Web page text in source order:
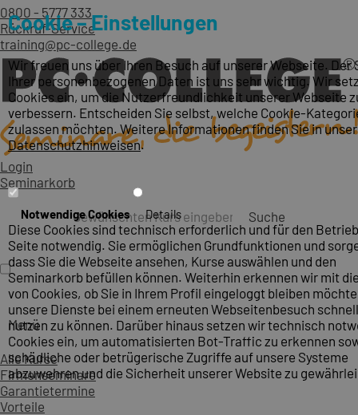
0800 - 5777 333
Rückruf-Service
training@pc-college.de
Login
Seminarkorb
Suche
Menü
Alle Kurse
Firmenseminare
Garantietermine
Vorteile
Cookie – Einstellungen
Wir freuen uns über Ihren Besuch auf unserer Webseite. Der
Ihrer personenbezogenen Daten ist uns sehr wichtig. Wir
Cookies ein, um die Nutzerfreundlichkeit unserer Webseite
verbessern. Entscheiden Sie selbst, welche Cookie-
zulassen möchten. Weitere Informationen finden Sie in
Datenschutzhinweisen.
Notwendige Cookies Details
Diese Cookies sind technisch erforderlich und für den
Seite notwendig. Sie ermöglichen Grundfunktionen und
dass Sie die Webseite ansehen, Kurse auswählen und den
Seminarkorb befüllen können. Weiterhin erkennen wir mit
von Cookies, ob Sie in Ihrem Profil eingeloggt bleiben
unsere Dienste bei einem erneuten Webseitenbesuch
nutzen zu können. Darüber hinaus setzen wir technisch
Cookies ein, um automatisierten Bot-Traffic zu erkennen
schädliche oder betrügerische Zugriffe auf unsere Systeme
abzuwehren und die Sicherheit unserer Website zu